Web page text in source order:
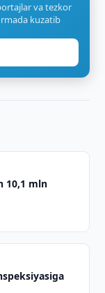
va tezkor
kuzatib
10,1 mln